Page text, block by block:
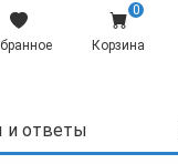
0
Корзина
и ответы